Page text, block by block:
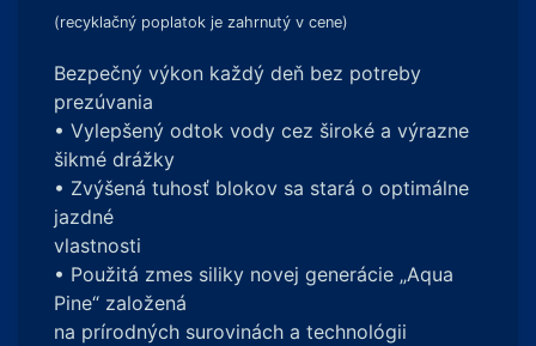
(recyklačný poplatok je zahrnutý v cene)
Bezpečný výkon každý deň bez potreby
prezúvania
• Vylepšený odtok vody cez široké a výrazne
šikmé drážky
• Zvýšená tuhosť blokov sa stará o optimálne
jazdné
vlastnosti
• Použitá zmes siliky novej generácie „Aqua
Pine“ založená
na prírodných surovinách a technológii